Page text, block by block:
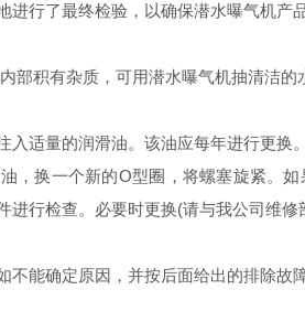
进行了最终检验，以确保潜水曝气机产
部积有杂质，可用潜水曝气机抽清洁
入适量的润滑油。该油应每年进行更换
，换一个新的Ο型圈，将螺塞旋紧。
行检查。必要时更换(请与我公司维修
不能确定原因，并按后面给出的排除故